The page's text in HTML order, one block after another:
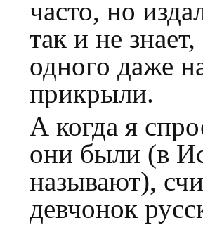
часто, но
так и не
одного даже
прикрыли.
А когда я
они были (в
называют),
девчонок